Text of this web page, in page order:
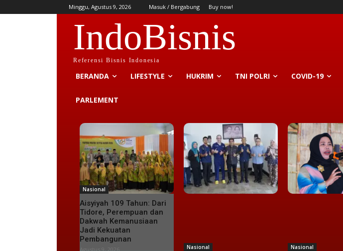
Minggu, Agustus 9, 2026 Masuk / Bergabung Buy now!
IndoBisnis
Referensi Bisnis Indonesia
BERANDA LIFESTYLE HUKRIM TNI POLRI COVID-19
PARLEMENT
Nasional
Aisyiyah 109 Tahun: Dari
Tidore, Perempuan dan
Dakwah Kemanusiaan
Jadi Kekuatan
Pembangunan
Nasional Nasional